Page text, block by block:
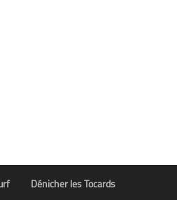
Dénicher les Tocards